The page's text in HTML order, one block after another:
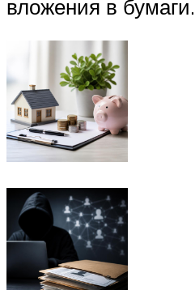
вложения в бумаги.